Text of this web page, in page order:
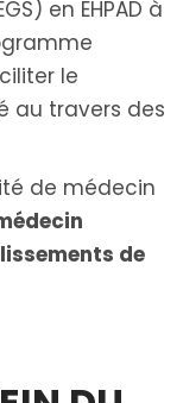
en EHPAD à
le
au travers des
de médecin
de